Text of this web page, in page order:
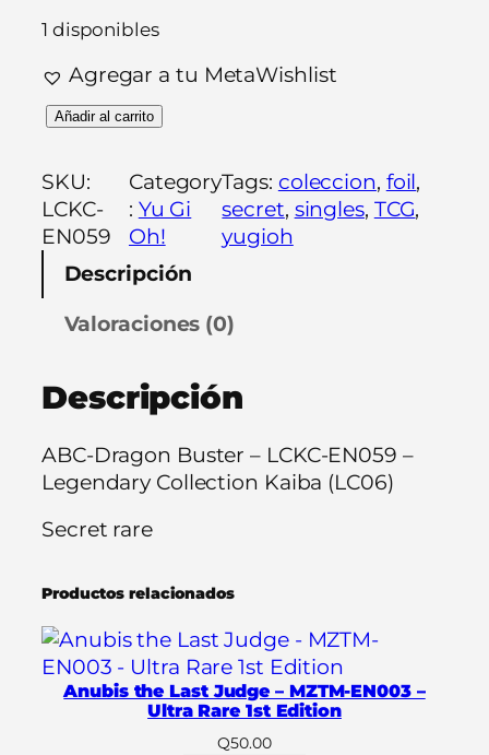
1 disponibles
Agregar a tu MetaWishlist
A
C
-
D
r
B
s
t
r
L
K
C
Añadir al carrito
SKU:
LCKC-
EN059
Category
: Yu Gi
Oh!
Tags: coleccion, foil
secret, singles, TCG
yugioh
Descripción
Valoraciones (0)
Descripción
ABC-Dragon Buster – LCKC-EN059 –
Legendary Collection Kaiba (LC06)
Secret rare
Productos relacionados
Anubis the Last Judge – MZTM-EN003 –
Ultra Rare 1st Edition
Q50.00